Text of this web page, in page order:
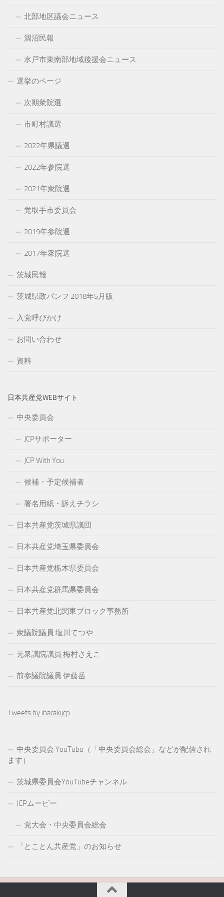
北部地区議会ニュース
涸沼民報
水戸市東南部地域後援会ニュース
選挙のページ
次期衆院選
市町村議選
2022年県議選
2022年参院選
2021年衆院選
党取手市委員会
2019年参院選
2017年衆院選
茨城民報
茨城県政パンフ 2018年5月版
入党呼びかけ
お問い合わせ
資料
日本共産党WEBサイト
中央委員会
JCPサポーター
JCP With You
候補・予定候補者
署名用紙・訴えチラシ
日本共産党茨城県議団
日本共産党埼玉県委員会
日本共産党栃木県委員会
日本共産党群馬県委員会
日本共産党北関東ブロック事務所
衆議院議員 塩川てつや
元衆議院議員 梅村さえこ
前参議院議員 伊藤岳
Tweets by ibarakijcp
中央委員会 YouTube（「中央委員会総会」などが配信され
ます）
茨城県委員会YouTubeチャンネル
JCPムービー
党大会・中央委員会総会
「とことん共産党」のお知らせ